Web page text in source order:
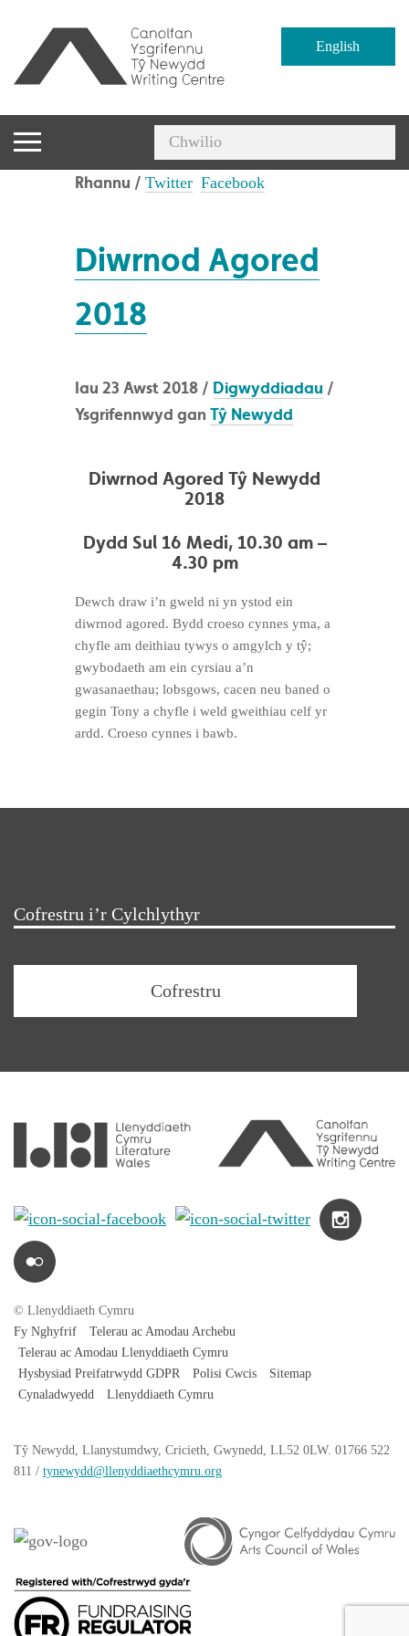
English
Rhannu / Twitter Facebook
Diwrnod Agored
2018
Iau 23 Awst 2018 / Digwyddiadau /
Ysgrifennwyd gan Tŷ Newydd
Diwrnod Agored Tŷ Newydd
2018
Dydd Sul 16 Medi, 10.30 am –
4.30 pm
Dewch draw i’n gweld ni yn ystod ein
diwrnod agored. Bydd croeso cynnes yma, a
chyfle am deithiau tywys o amgylch y tŷ;
gwybodaeth am ein cyrsiau a’n
gwasanaethau; lobsgows, cacen neu baned o
gegin Tony a chyfle i weld gweithiau celf yr
ardd. Croeso cynnes i bawb.
Cofrestru i’r Cylchlythyr
© Llenyddiaeth Cymru
Fy Nghyfrif
Telerau ac Amodau Archebu
Telerau ac Amodau Llenyddiaeth Cymru
Hysbysiad Preifatrwydd GDPR
Polisi Cwcis
Sitemap
Cynaladwyedd
Llenyddiaeth Cymru
Tŷ Newydd
, Llanystumdwy, Cricieth, Gwynedd, LL52 0LW. 01766 522
811 / tynewydd@llenyddiaethcymru.org